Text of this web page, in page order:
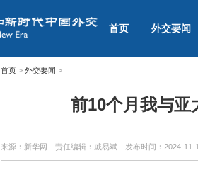
首页 外交要闻
首页> 外交要闻 >
前10个月我与亚
来源：新华网 责任编辑：戚易斌 发布时间： 2024-11-